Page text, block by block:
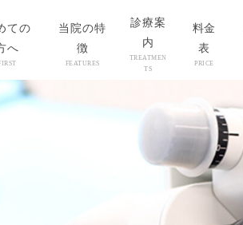
ての
へ
当院の特
徴
FEATURES
診療案
内
TREATMEN
TS
料金
表
PRICE